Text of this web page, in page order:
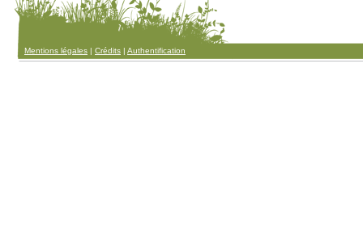
Mentions légales | Crédits | Authentification